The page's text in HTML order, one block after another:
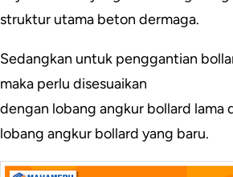
struktur utama beton dermaga.
Sedangkan untuk penggantian
maka perlu disesuaikan
dengan lobang angkur bollard lama
lobang angkur bollard yang baru.